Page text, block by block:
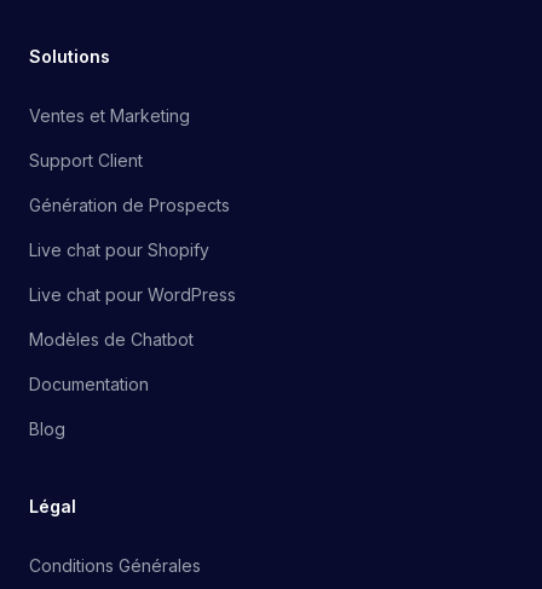
Solutions
Ventes et Marketing
Support Client
Génération de Prospects
Live chat pour Shopify
Live chat pour WordPress
Modèles de Chatbot
Documentation
Blog
Légal
Conditions Générales